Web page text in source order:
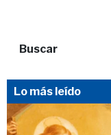
Buscar
Lo más leído